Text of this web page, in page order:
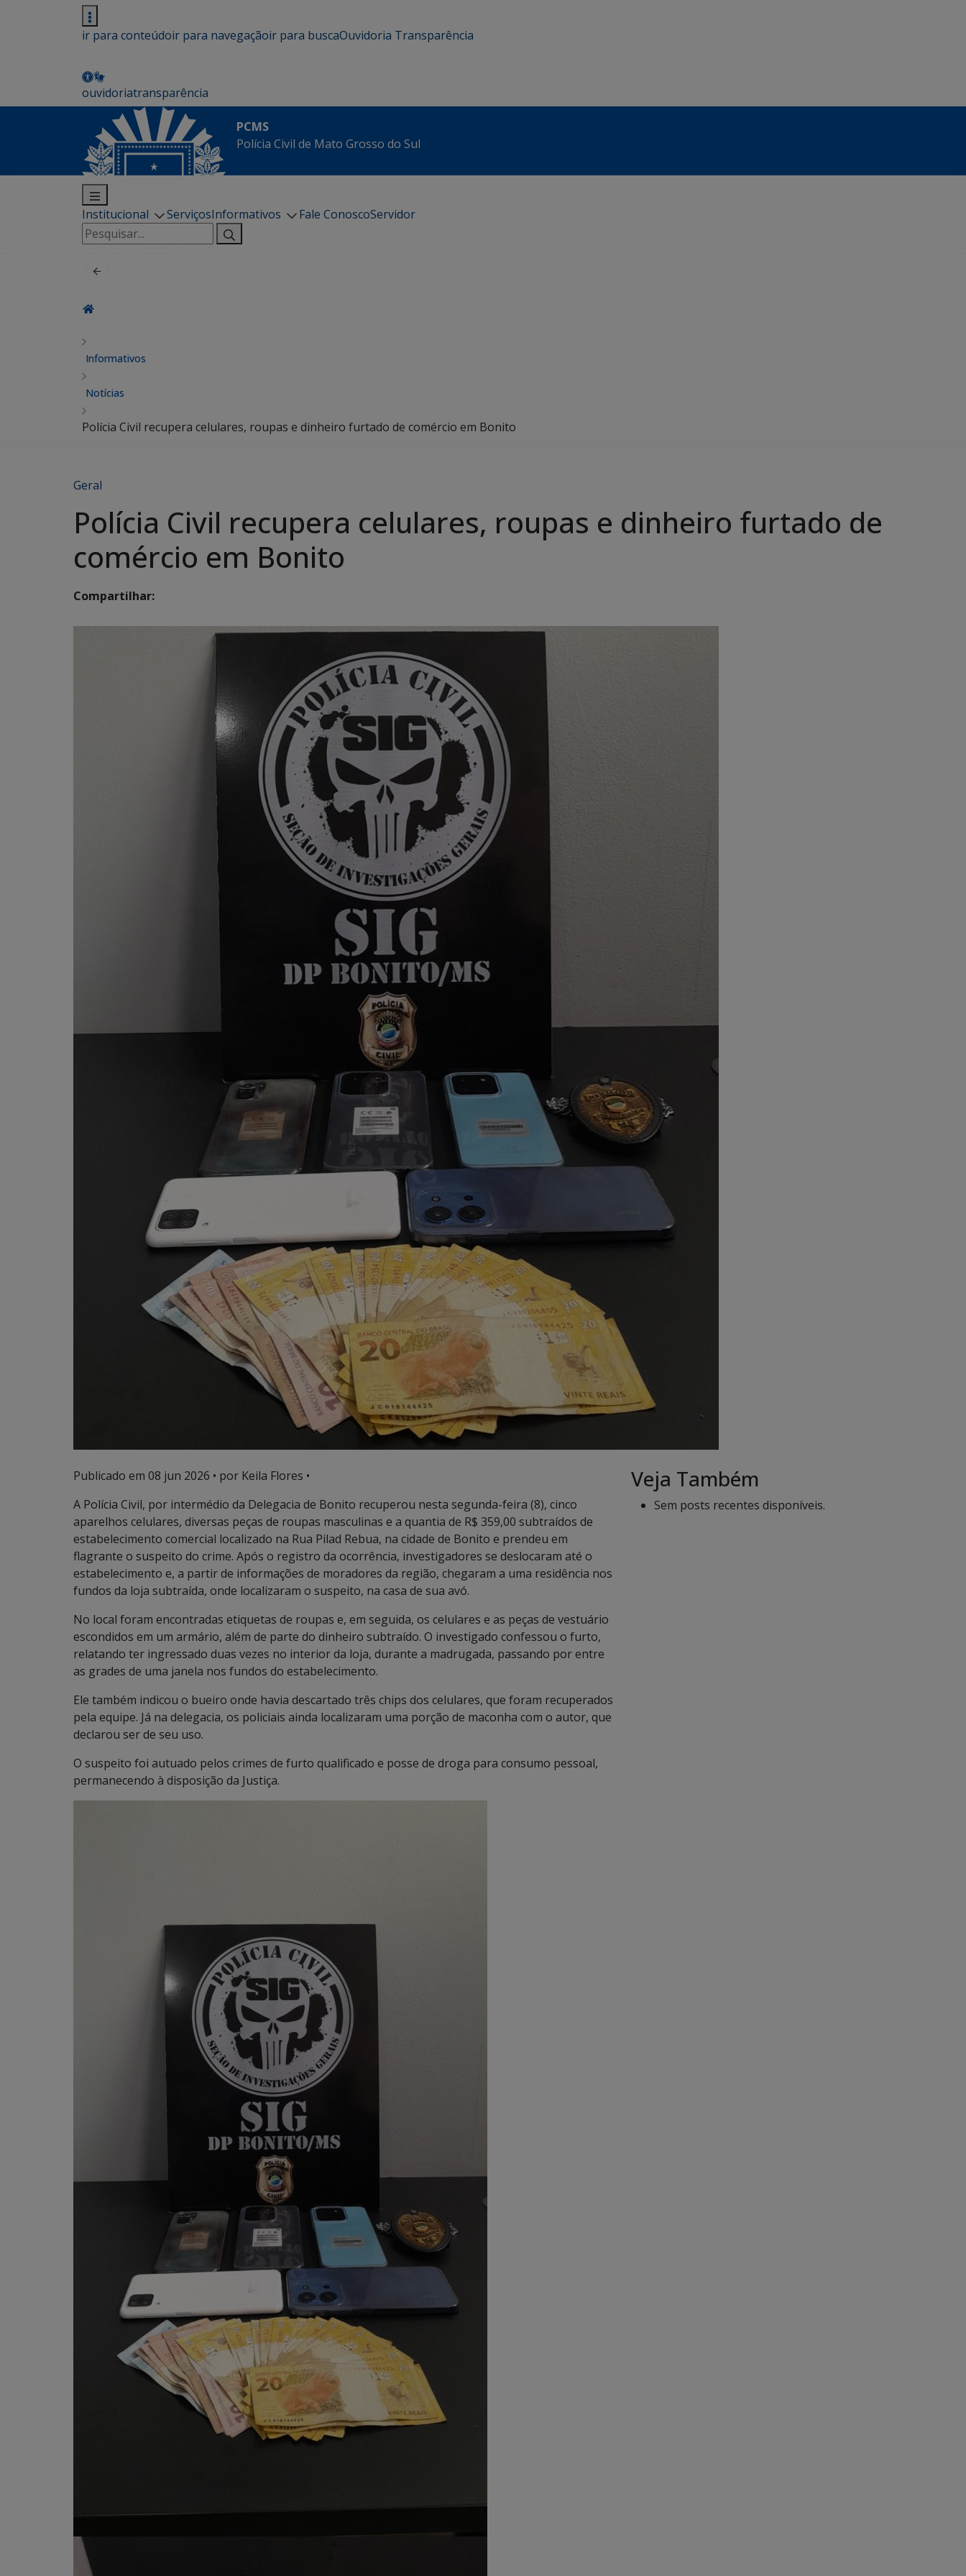
ir para conteúdoir para navegaçãoir para buscaOuvidoria Transparência
ouvidoriatransparência
PCMS
Polícia Civil de Mato Grosso do Sul
Institucional ServiçosInformativos Fale ConoscoServidor
Pesquisar
por:
Informativos
Notícias
Polícia Civil recupera celulares, roupas e dinheiro furtado de comércio em Bonito
Geral
Polícia Civil recupera celulares, roupas e dinheiro furtado de
comércio em Bonito
Compartilhar:
Publicado em 08 jun 2026 • por Keila Flores •
A Polícia Civil, por intermédio da Delegacia de Bonito recuperou nesta segunda-feira (8), cinco
aparelhos celulares, diversas peças de roupas masculinas e a quantia de R$ 359,00 subtraídos de
estabelecimento comercial localizado na Rua Pilad Rebua, na cidade de Bonito e prendeu em
flagrante o suspeito do crime. Após o registro da ocorrência, investigadores se deslocaram até o
estabelecimento e, a partir de informações de moradores da região, chegaram a uma residência nos
fundos da loja subtraída, onde localizaram o suspeito, na casa de sua avó.
No local foram encontradas etiquetas de roupas e, em seguida, os celulares e as peças de vestuário
escondidos em um armário, além de parte do dinheiro subtraído. O investigado confessou o furto,
relatando ter ingressado duas vezes no interior da loja, durante a madrugada, passando por entre
as grades de uma janela nos fundos do estabelecimento.
Ele também indicou o bueiro onde havia descartado três chips dos celulares, que foram recuperados
pela equipe. Já na delegacia, os policiais ainda localizaram uma porção de maconha com o autor, que
declarou ser de seu uso.
O suspeito foi autuado pelos crimes de furto qualificado e posse de droga para consumo pessoal,
permanecendo à disposição da Justiça.
Veja Também
Sem posts recentes disponíveis.